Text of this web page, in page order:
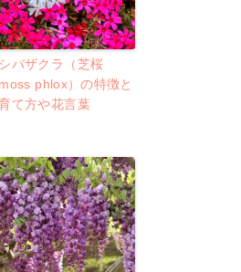
シバザクラ（芝桜
moss phlox）の特徴と
て方や花言葉